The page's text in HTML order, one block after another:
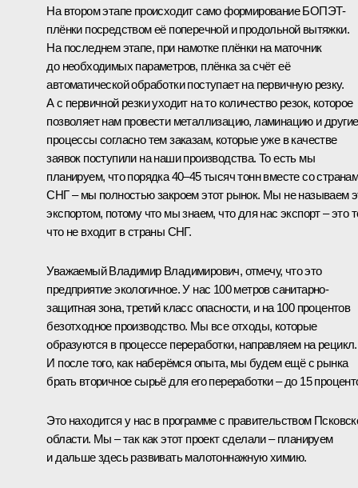
На втором этапе происходит само формирование БОПЭТ-
плёнки посредством её поперечной и продольной вытяжки.
На последнем этапе, при намотке плёнки на маточник
до необходимых параметров, плёнка за счёт её
автоматической обработки поступает на первичную резку.
А с первичной резки уходит на то количество резок, которое
позволяет нам провести металлизацию, ламинацию и другие
процессы согласно тем заказам, которые уже в качестве
заявок поступили на наши производства. То есть мы
планируем, что порядка 40–45 тысяч тонн вместе со
СНГ – мы полностью закроем этот рынок. Мы не называем
экспортом, потому что мы знаем, что для нас экспорт – это
что не входит в страны СНГ.
Уважаемый Владимир Владимирович, отмечу, что это
предприятие экологичное. У нас 100 метров санитарно-
защитная зона, третий класс опасности, и на 100 процентов
безотходное производство. Мы все отходы, которые
образуются в процессе переработки, направляем на рецикл.
И после того, как наберёмся опыта, мы будем ещё с рынка
брать вторичное сырьё для его переработки – до 15
Это находится у нас в программе с правительством
области. Мы – так как этот проект сделали – планируем
и дальше здесь развивать малотоннажную химию.